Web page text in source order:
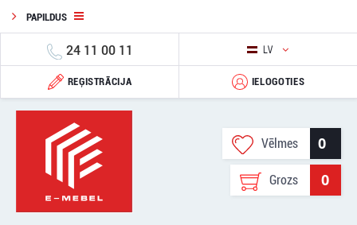
PAPILDUS
24 11 00 11 LV
REĢISTRĀCIJA IELOGOTIES
Vēlmes 0
Grozs 0